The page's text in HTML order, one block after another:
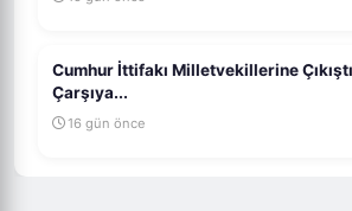
Cumhur İttifakı Milletvekillerine
Çarşıya...
16 gün önce